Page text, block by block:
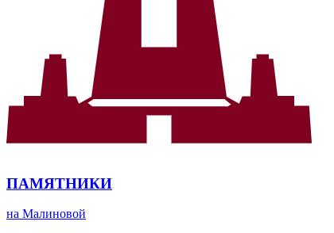
ПАМЯТНИКИ
на Малиновой